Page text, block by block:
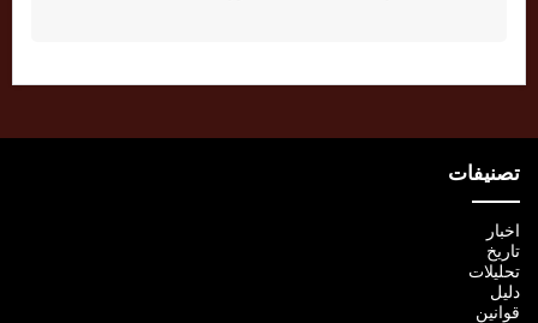
تصنيفات
اخبار
تاريخ
تحليلات
دليل
قوانين